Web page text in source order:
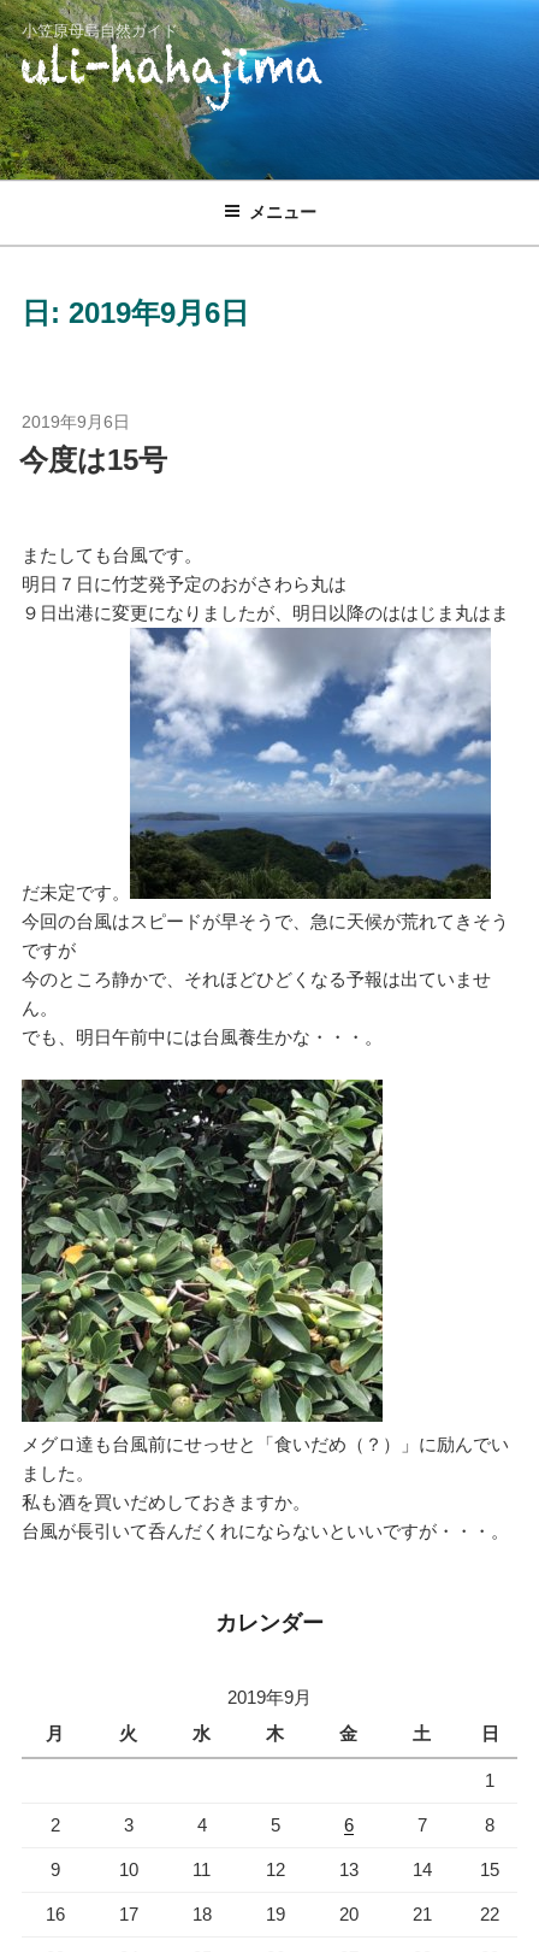
コ
ン
テ
ン
ツ
へ
ス
ッ
小笠原母島自然ガイド
メニュー
日: 2019年9月6日
投
稿
日:
2019年9月6日
今度は15号
またしても台風です。
明日７日に竹芝発予定のおがさわら丸は
９日出港に変更になりましたが、明日以降のははじま丸はま
だ未定です。
今回の台風はスピードが早そうで、急に天候が荒れてきそう
ですが
今のところ静かで、それほどひどくなる予報は出ていませ
ん。
でも、明日午前中には台風養生かな・・・。
メグロ達も台風前にせっせと「食いだめ（？）」に励んでい
ました。
私も酒を買いだめしておきますか。
台風が長引いて呑んだくれにならないといいですが・・・。
カレンダー
2019年9月
月
火 水 木 金 土 日
1
2 3 4 5 6 7 8
9 10 11 12 13 14 15
16 17 18 19 20 21 22